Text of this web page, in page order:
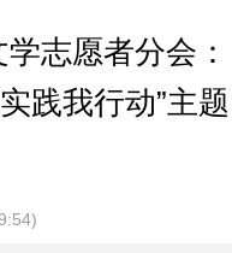
志愿者分会：
践我行动”主题